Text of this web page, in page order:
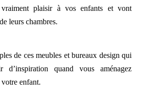
plaisir à vos enfants et vont
de leurs chambres.
de ces meubles et bureaux design qui
d’inspiration quand vous aménagez
votre enfant.